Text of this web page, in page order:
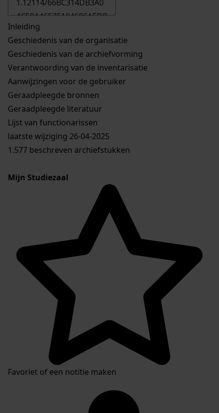
Inleiding
Geschiedenis van de organisatie
Geschiedenis van de archiefvorming
Verantwoording van de inventarisatie
Aanwijzingen voor de gebruiker
Geraadpleegde bronnen
Geraadpleegde literatuur
Lijst van functionarissen
laatste wijziging 26-04-2025
1.577 beschreven archiefstukken
Mijn Studiezaal
Favoriet of een notitie maken